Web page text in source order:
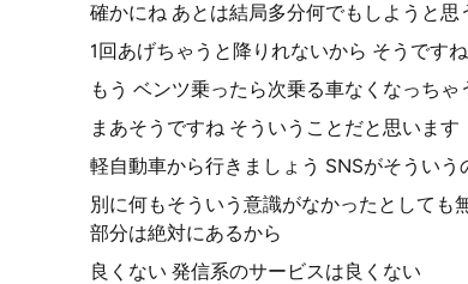
確かにね あとは結局多分何でもしようと思
1回あげちゃうと降りれないから そうですね
もう ベンツ乗ったら次乗る車なくなっち
まあそうですね そういうことだと思います
軽自動車から行きましょう SNSがそうい
別に何もそういう意識がなかったとしても
部分は絶対にあるから
良くない 発信系のサービスは良くない